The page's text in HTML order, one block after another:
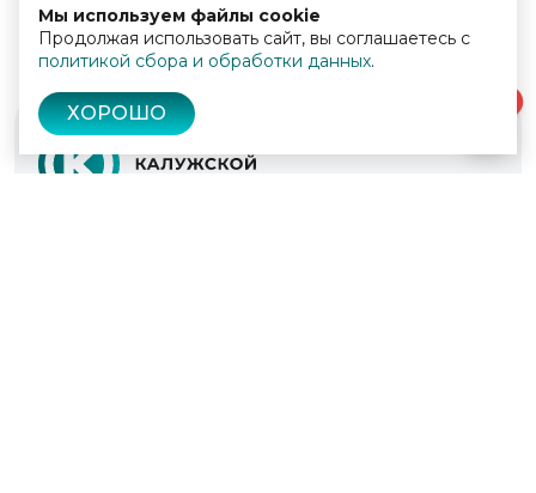
Мы используем файлы cookie
Продолжая использовать сайт, вы соглашаетесь с
политикой сбора и обработки данных.
ХОРОШО